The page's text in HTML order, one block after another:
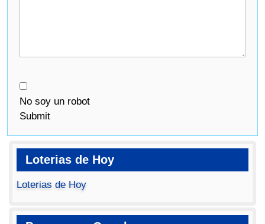
No soy un robot
Submit
Loterias de Hoy
Loterias de Hoy